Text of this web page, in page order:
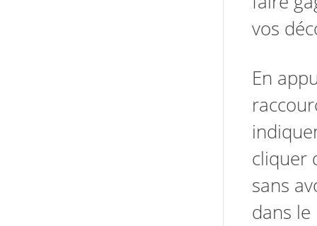
vos
En
cliquer
sans
dans